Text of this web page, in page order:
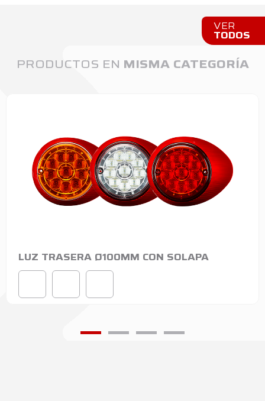
PRODUCTOS EN MISMA CATEGORÍA
LUZ TRASERA Ø100MM CON SOLAPA
VER
TODOS